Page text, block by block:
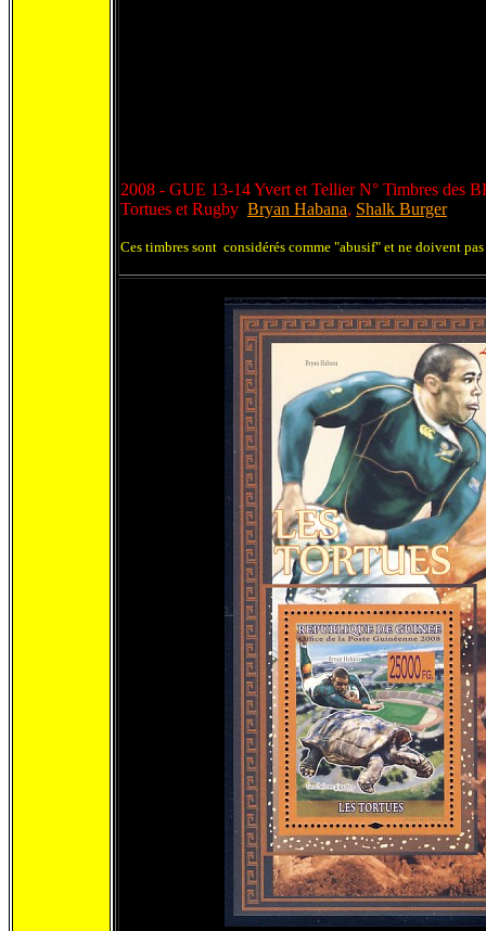
2008 - GUE 13-14 Yvert et Tellier N° Timbres des
Tortues et Rugby Bryan Habana, Shalk Burger
Ces timbres sont considérés comme "abusif" et ne doivent